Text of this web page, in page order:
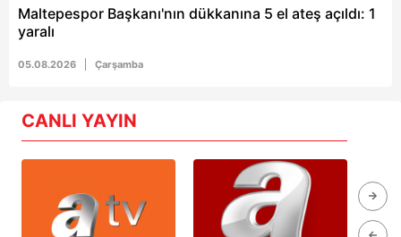
Maltepespor Başkanı'nın dükkanına 5 el ateş açıldı: 1
yaralı
05.08.2026 Çarşamba
CANLI YAYIN